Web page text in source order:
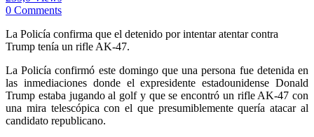
0 Comments
La Policía confirma que el detenido por intentar atentar contra
Trump tenía un rifle AK-47.
La Policía confirmó este domingo que una persona fue detenida en
las inmediaciones donde el expresidente estadounidense Donald
Trump estaba jugando al golf y que se encontró un rifle AK-47 con
una mira telescópica con el que presumiblemente quería atacar al
candidato republicano.